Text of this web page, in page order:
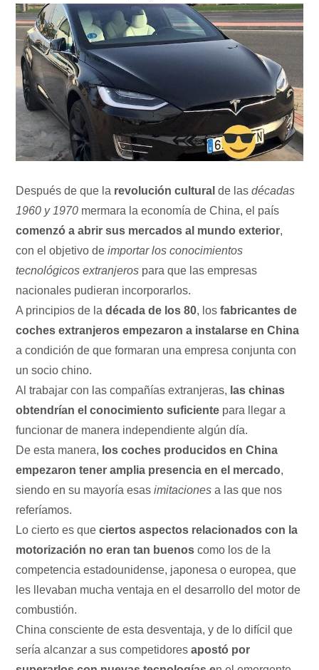
Después de que la revolución cultural de lasdécadas
1960 y 1970 mermara la economía de China, el país
comenzó a abrir sus mercados al mundo exterior,
con el objetivo deimportar los conocimientos
tecnológicos extranjeros para que las empresas
nacionales pudieran incorporarlos.
A principios de ladécada de los 80, losfabricantes de
coches extranjeros empezaron a instalarse en China
a condición de que formaran una empresa conjunta con
un socio chino.
Al trabajar con las compañías extranjeras, las chinas
obtendrían el conocimiento suficiente para llegar a
funcionar de manera independiente algún día.
De esta manera, los coches producidos en China
empezaron tener amplia presencia en el mercado,
siendo en su mayoría esasimitaciones a las que nos
referíamos.
Lo cierto es queciertos aspectos relacionados con la
motorización no eran tan buenos como los de la
competencia estadounidense, japonesa o europea, que
les llevaban mucha ventaja en el desarrollo del motor de
combustión.
China consciente de esta desventaja, y de lo difícil que
sería alcanzar a sus competidoresapostó por